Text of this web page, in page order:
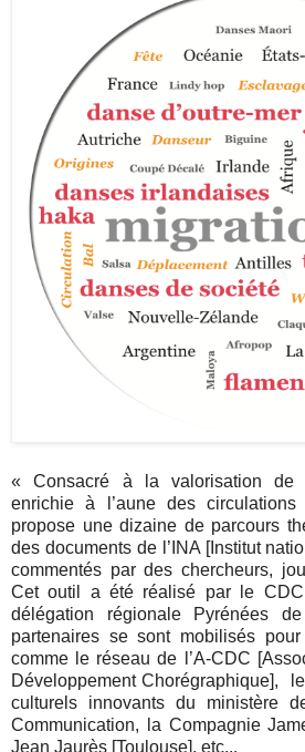
« Consacré à la valorisation de
enrichie à l’aune des
propose une dizaine de parcours
des documents de l’INA [Institut
commentés par des chercheurs,
Cet outil a été réalisé par le
délégation régionale Pyrénées
partenaires se sont mobilisés
comme le réseau de l’A-CDC
Développement Chorégraphique],
culturels innovants du ministère
Communication, la Compagnie
Jean Jaurès [Toulouse], etc...